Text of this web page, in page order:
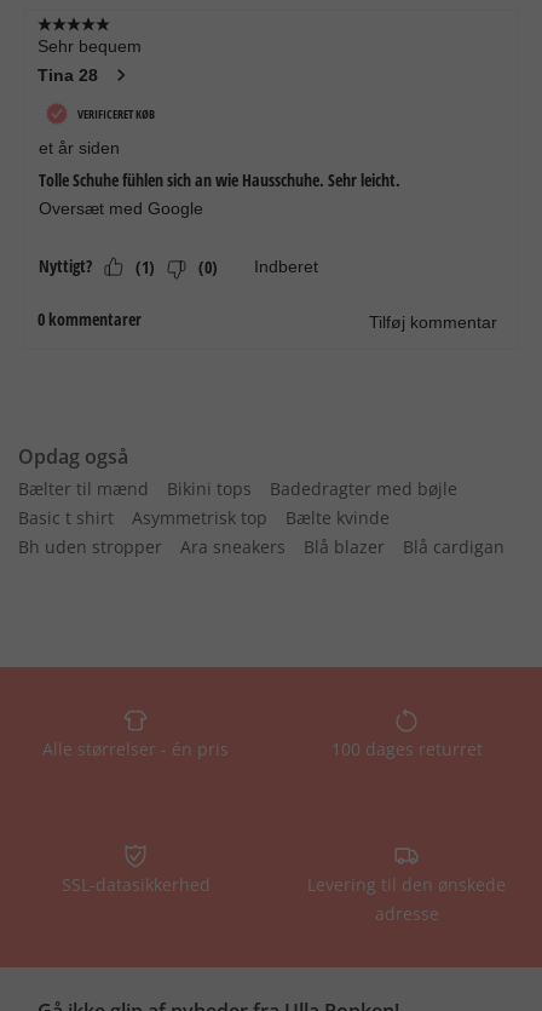
Opdag også
Bælter til mænd Bikini tops
Badedragter med bøjle
Basic t shirt
Asymmetrisk top
Bælte kvinde
Bh uden stropper
Ara sneakers Blå blazer Blå cardigan
Alle størrelser - én pris 100 dages returret
SSL-datasikkerhed
Levering til den ønskede
adresse